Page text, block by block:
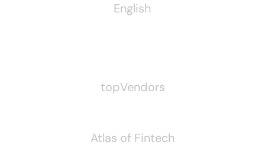
English
topVendors
Atlas of Fintech